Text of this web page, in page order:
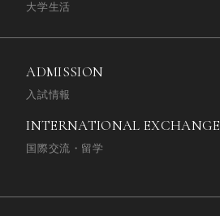
大学生活
ADMISSION
入試情報
INTERNATIONAL EXCHANGE
国際交流・留学